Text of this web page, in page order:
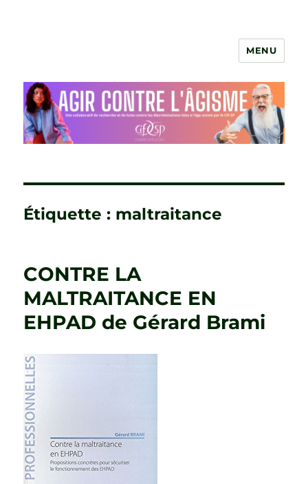
MENU
Étiquette : maltraitance
CONTRE LA
MALTRAITANCE EN
EHPAD de Gérard Brami